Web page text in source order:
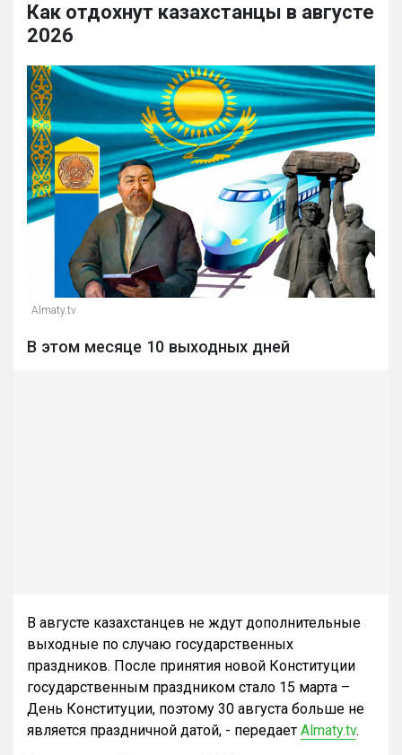
Как отдохнут казахстанцы в августе
2026
Almaty.tv
В этом месяце 10 выходных дней
В августе казахстанцев не ждут дополнительные
выходные по случаю государственных
праздников. После принятия новой Конституции
государственным праздником стало 15 марта –
День Конституции, поэтому 30 августа больше не
является праздничной датой, - передает Almaty.tv.